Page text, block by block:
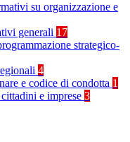
su organizzazione e
generali 17
strategico-
4
e codice di condotta 1
e imprese 3